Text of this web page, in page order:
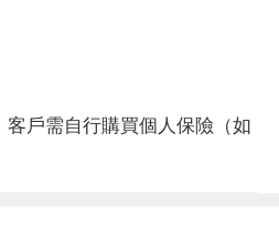
客戶需自行購買個人保險（如